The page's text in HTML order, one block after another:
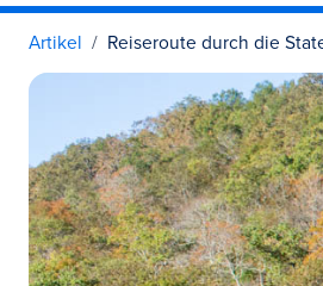
Besuchen Sie KC
Artikel Reiseroute durch die